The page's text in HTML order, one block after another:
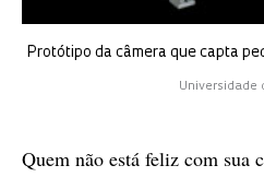
Protótipo da câmera que capta
Universidade
Quem não está feliz com sua